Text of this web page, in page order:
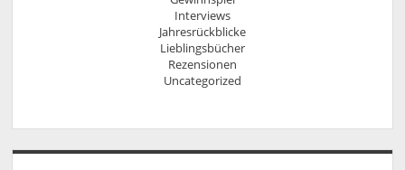
Interviews
Jahresrückblicke
Lieblingsbücher
Rezensionen
Uncategorized